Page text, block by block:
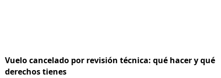
Vuelo cancelado por revisión técnica: qué hacer y qué
derechos tienes